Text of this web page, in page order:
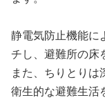
静電気防止機能に
チし、避難所の床
また、ちりとりは
衛生的な避難生活